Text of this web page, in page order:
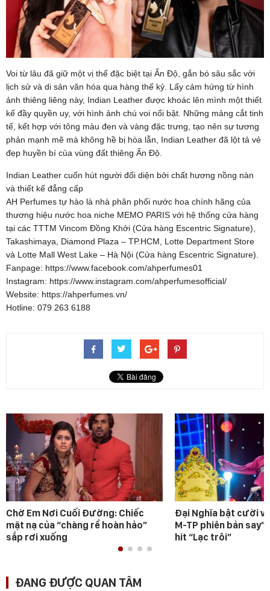
Voi từ lâu đã giữ một vị thế đặc biệt tại Ấn Độ, gắn bó sâu sắc với
lịch sử và di sản văn hóa qua hàng thế kỷ. Lấy cảm hứng từ hình
ảnh thiêng liêng này, Indian Leather được khoác lên mình một thiết
kế đầy quyền uy, với hình ảnh chú voi nổi bật. Những mảng cắt tinh
tế, kết hợp với tông màu đen và vàng đặc trưng, tạo nên sự tương
phản mạnh mẽ mà không hề bị hòa lẫn, Indian Leather đã lột tả vẻ
đẹp huyền bí của vùng đất thiêng Ấn Độ.
Indian Leather cuốn hút người đối diện bởi chất hương nồng nàn
và thiết kế đẳng cấp
AH Perfumes tự hào là nhà phân phối nước hoa chính hãng của
thương hiệu nước hoa niche MEMO PARIS với hệ thống cửa hàng
tại các TTTM Vincom Đồng Khởi (Cửa hàng Escentric Signature),
Takashimaya, Diamond Plaza – TP.HCM, Lotte Department Store
và Lotte Mall West Lake – Hà Nội (Cửa hàng Escentric Signature).
Fanpage: https://www.facebook.com/ahperfumes01
Instagram: https://www.instagram.com/ahperfumesofficial/
Website: https://ahperfumes.vn/
Hotline: 079 263 6188
Chờ Em Nơi Cuối Đường: Chiếc
mặt nạ của “chàng rể hoàn hảo”
sắp rơi xuống
Đại Nghĩa bật cười
M-TP phiên bản say”
hit “Lạc trôi”
ĐANG ĐƯỢC QUAN TÂM